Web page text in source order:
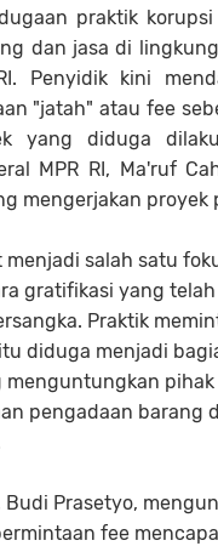
praktik
dan jasa di
Penyidik kini
"jatah" atau fee
yang diduga
MPR RI, Ma'ruf
mengerjakan proyek
salah satu
gratifikasi yang
Praktik
diduga menjadi
menguntungkan
pengadaan barang
Budi Prasetyo,
fee